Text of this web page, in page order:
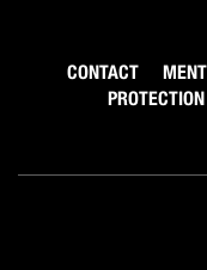
CONTACT